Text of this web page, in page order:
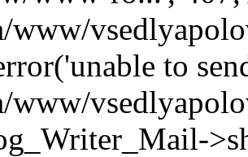
www/
to
www/